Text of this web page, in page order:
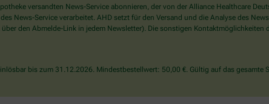
Mensch?
Dann
wählen
LKW.
versandten News-Service abonnieren, der von der Alliance Healthcare
News-Service verarbeitet. AHD setzt für den Versand und die Analyse des
den Abmelde-Link in jedem Newsletter). Die sonstigen
bis zum 31.12.2026. Mindestbestellwert: 50,00 €. Gültig auf das gesamte